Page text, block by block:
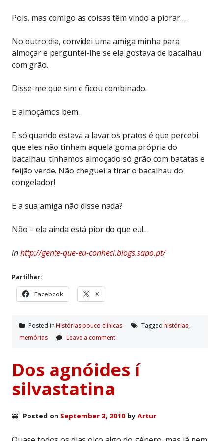
Pois, mas comigo as coisas têm vindo a piorar…
No outro dia, convidei uma amiga minha para
almoçar e perguntei-lhe se ela gostava de bacalhau
com grão.
Disse-me que sim e ficou combinado.
E almoçámos bem.
E só quando estava a lavar os pratos é que percebi
que eles não tinham aquela goma própria do
bacalhau: tínhamos almoçado só grão com batatas e
feijão verde. Não cheguei a tirar o bacalhau do
congelador!
E a sua amiga não disse nada?
Não – ela ainda está pior do que eu!…
inhttp://gente-que-eu-conheci.blogs.sapo.pt/
Partilhar:
Facebook X
Posted in Histórias pouco clí­nicas Tagged histórias,
memórias
Leave a comment
Dos agnóides í
silvastatina
Posted on September 3, 2010 by Artur